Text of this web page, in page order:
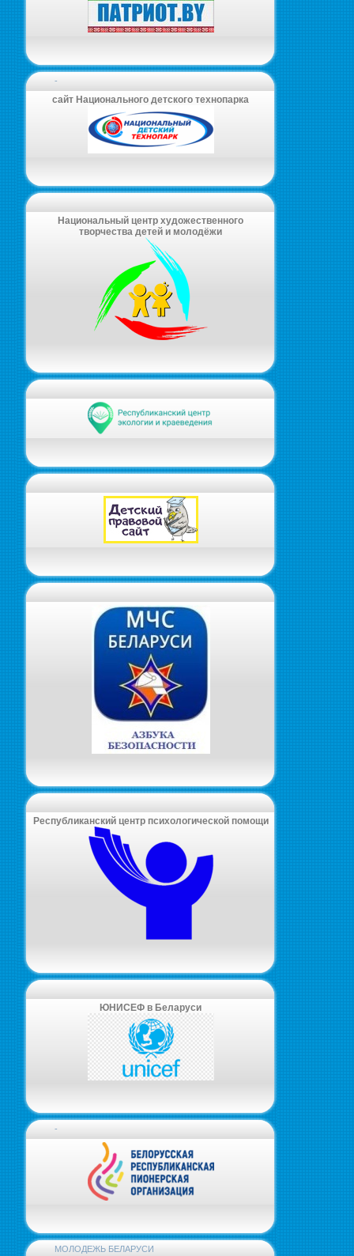
-
сайт Национального детского технопарка
Национальный центр художественного
творчества детей и молодёжи
Республиканский центр психологической помощи
ЮНИСЕФ в Беларуси
-
МОЛОДЕЖЬ БЕЛАРУСИ